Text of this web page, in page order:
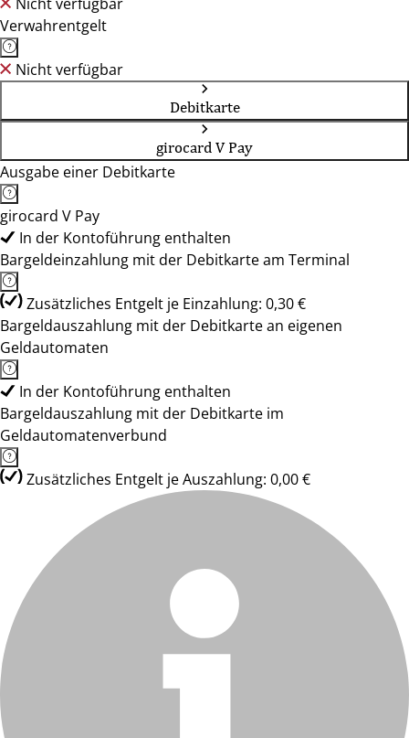
Verwahrentgelt
Nicht verfügbar
Debitkarte
girocard V Pay
Ausgabe einer Debitkarte
girocard V Pay
In der Kontoführung enthalten
Bargeldeinzahlung mit der Debitkarte am Terminal
Zusätzliches Entgelt je Einzahlung: 0,30 €
Bargeldauszahlung mit der Debitkarte an eigenen
Geldautomaten
In der Kontoführung enthalten
Bargeldauszahlung mit der Debitkarte im
Geldautomatenverbund
Zusätzliches Entgelt je Auszahlung: 0,00 €